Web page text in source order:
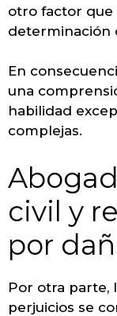
otro factor que
determinación
En
una
habilidad
complejas.
civil y
por
Por otra parte,
perjuicios se